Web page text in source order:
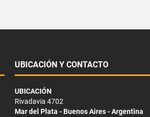
UBICACIÓN Y CONTACTO
UBICACIÓN
Rivadavia 4702
Mar del Plata - Buenos Aires - Argentina